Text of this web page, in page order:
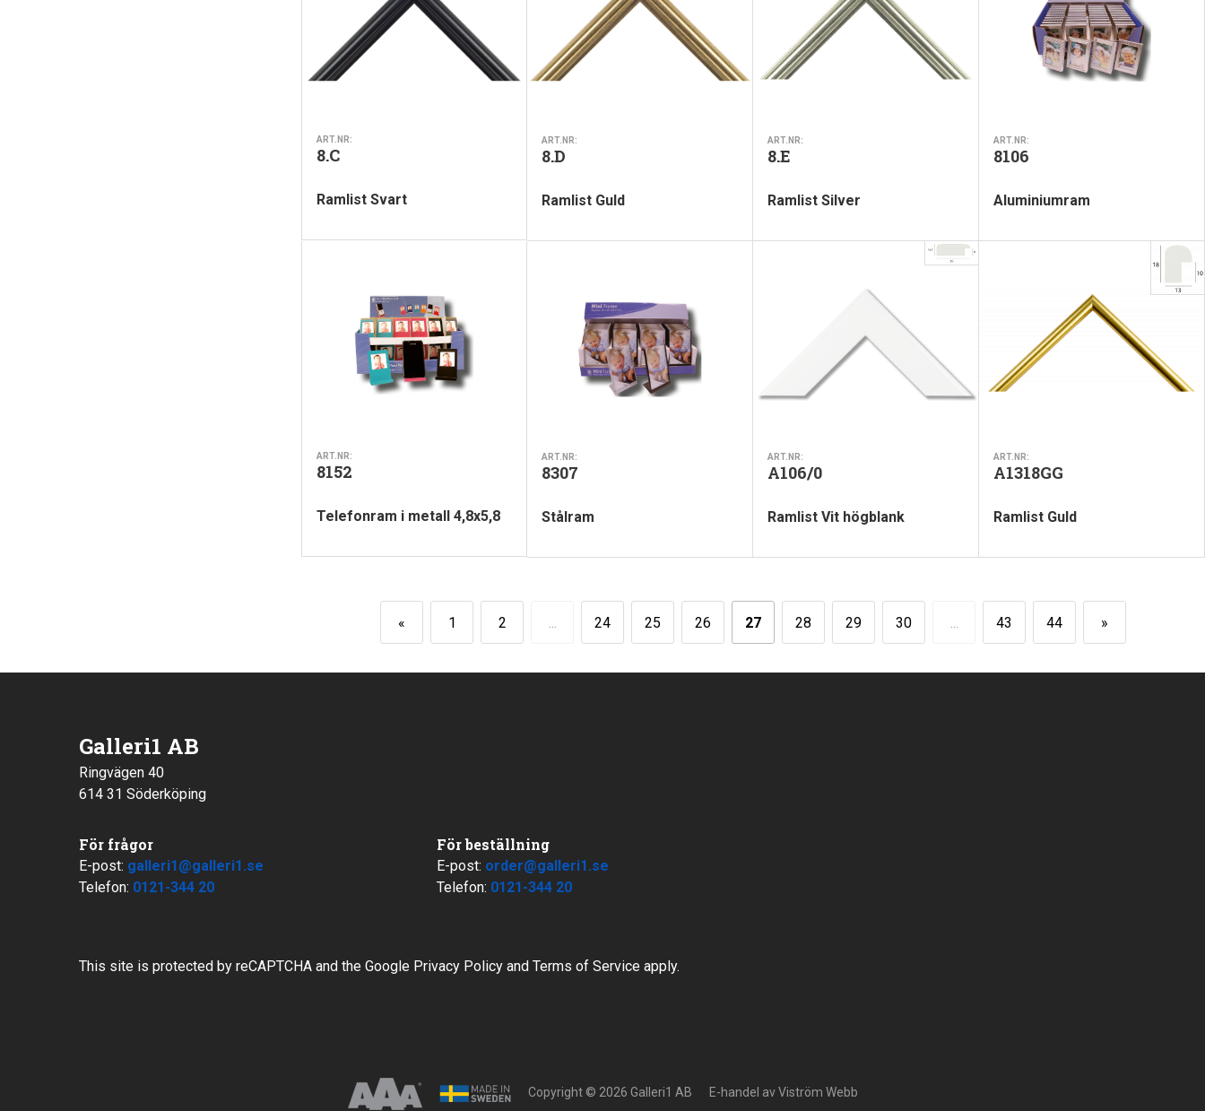
ART.NR:
8.C
Ramlist Svart
ART.NR:
8.D
Ramlist Guld
ART.NR:
8.E
Ramlist Silver
ART.NR:
8106
Aluminiumram
ART.NR:
8152
Telefonram i metall 4,8x5,8
ART.NR:
8307
Stålram
ART.NR:
A106/0
Ramlist Vit högblank
ART.NR:
A1318GG
Ramlist Guld
« 1 2 24 25 26 27 28 29 30 43 44 »
Galleri1 AB
Ringvägen 40
614 31 Söderköping
För frågor
E-post: galleri1@galleri1.se
Telefon: 0121-344 20
För beställning
E-post: order@galleri1.se
Telefon: 0121-344 20
This site is protected by reCAPTCHA and the Google Privacy Policy and Terms of Service apply.
Copyright © 2026 Galleri1 AB E-handel avViström Webb